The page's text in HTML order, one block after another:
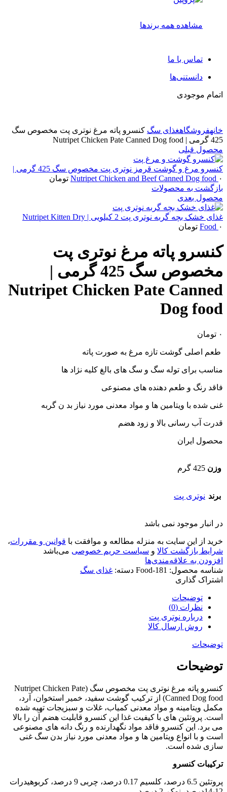
مشاهده همه برندها
تماس با ما
دانستنی‌ها
اتمام موجودی
خانهفروشگاهغذای سگ کنسرو پاته مرغ نوتری پت مخصوص سگ
425 گرمی | Nutripet Chicken Pate Canned Dog food
محصول قبلی
کنسرو مرغ و گوشت قرمز نوتری پت مخصوص سگ 425 گرمی |
Nutripet Chicken and Beef Canned Dog food ۰
تومان
بازگشت به محصولات
محصول بعدی
غذای خشک بچه گربه نوتری پت 2 کیلویی | Nutripet Kitten Dry
Food ۰ تومان
کنسرو پاته مرغ نوتری پت
مخصوص سگ 425 گرمی |
Nutripet Chicken Pate Canned
Dog food
۰ تومان
طعم اصلی گوشت تازه مرغ به صورت پاته
مناسب برای توله سگ و سگ های بالغ کلیه نژاد ها
فاقد رنگ و طعم دهنده های مصنوعی
غنی شده با ویتامین ها و مواد معدنی مورد نیاز بد ن گربه
قدرت آب رسانی بالا و زود هضم
محصول ایران
وزن 425 گرم
برند نوتری پت
در انبار موجود نمی باشد
خرید از این سایت به منزله مطالعه و موافقت با قوانین و مقررات،
شرایط بازگشت کالا و سیاست حریم خصوصی می‌باشد
افزودن به علاقه‌مندی‌ها
شناسه محصول: Food-181 دسته: غذای سگ
اشتراک گذاری
توضیحات
نظرات (0)
درباره نوتری پت
روش ارسال کالا
توضیحات
توضیحات
کنسرو پاته مرغ نوتری پت مخصوص سگ (Nutripet Chicken Pate
Canned Dog food) از ترکیب گوشت سفید، خمیر استخوان، آرد،
مکمل ویتامینه و مواد معدنی کمیاب، غلات و سبزیجات تهیه شده
است. پروتئین های با کیفیت غذا این کنسرو قابلیت هضم آن را بالا
می برد. این کنسرو فاقد مواد نگهدارنده و رنگ دانه های مصنوعی
است و با انواع ویتامین ها و مواد معدنی مورد نیاز بدن سگ غنی
سازی شده است.
ترکیبات کنسرو
پروتئین 6.5 درصد، کلسیم 0.17 درصد، چربی 9 درصد، کربوهیدرات